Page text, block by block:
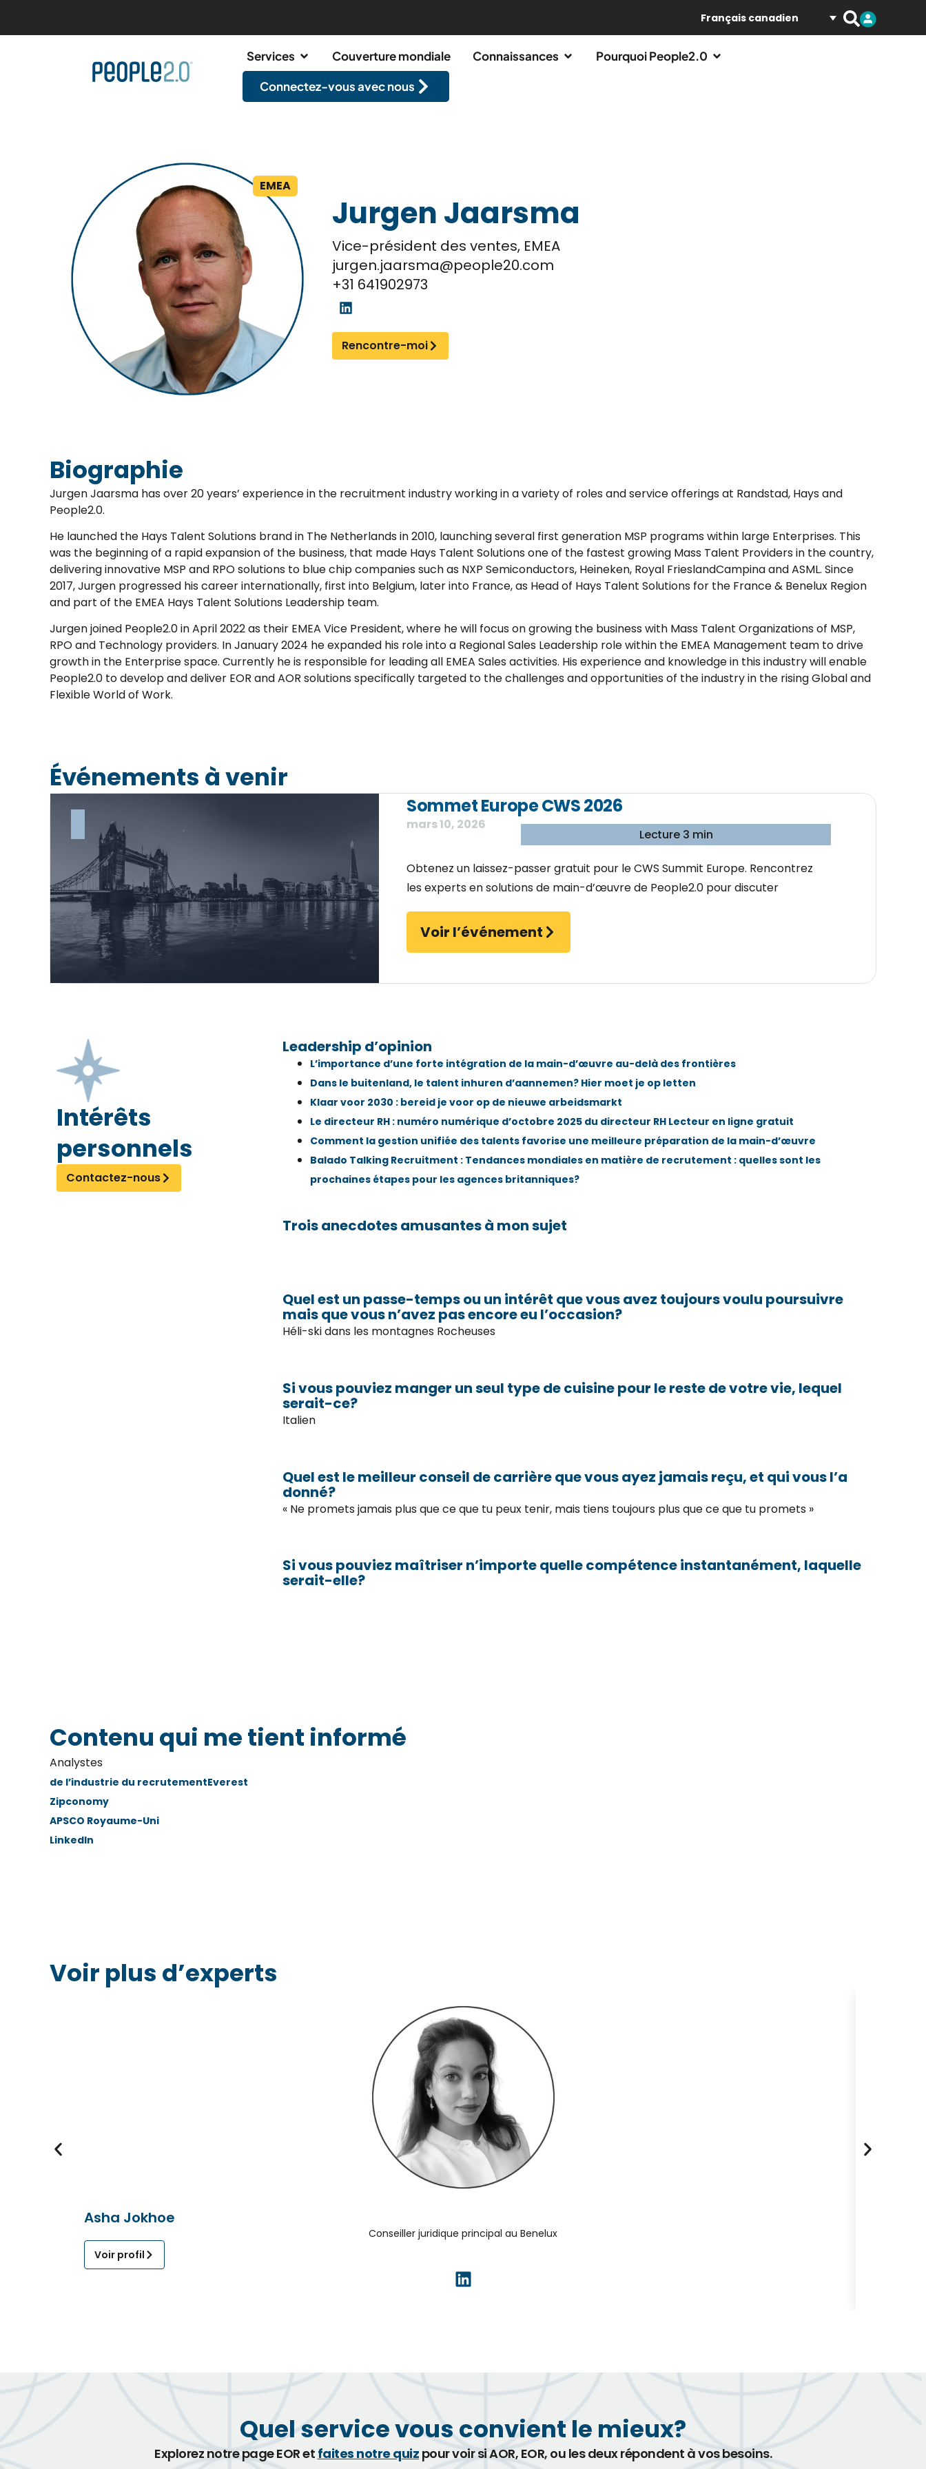
Français canadien
Services Couverture mondiale Connaissances
Pourquoi People2.0
Connectez-vous avec nous
EMEA
Jurgen Jaarsma
Vice-président des ventes, EMEA
jurgen.jaarsma@people20.com
+31 641902973
Rencontre-moi
Biographie
Jurgen Jaarsma has over 20 years’ experience in the recruitment industry working in a variety of roles and service offerings at Randstad, Hays and
People2.0.
He launched the Hays Talent Solutions brand in The Netherlands in 2010, launching several first generation MSP programs within large Enterprises. This
was the beginning of a rapid expansion of the business, that made Hays Talent Solutions one of the fastest growing Mass Talent Providers in the country,
delivering innovative MSP and RPO solutions to blue chip companies such as NXP Semiconductors, Heineken, Royal FrieslandCampina and ASML. Since
2017, Jurgen progressed his career internationally, first into Belgium, later into France, as Head of Hays Talent Solutions for the France & Benelux Region
and part of the EMEA Hays Talent Solutions Leadership team.
Jurgen joined People2.0 in April 2022 as their EMEA Vice President, where he will focus on growing the business with Mass Talent Organizations of MSP,
RPO and Technology providers. In January 2024 he expanded his role into a Regional Sales Leadership role within the EMEA Management team to drive
growth in the Enterprise space. Currently he is responsible for leading all EMEA Sales activities. His experience and knowledge in this industry will enable
People2.0 to develop and deliver EOR and AOR solutions specifically targeted to the challenges and opportunities of the industry in the rising Global and
Flexible World of Work.
Événements à venir
Sommet Europe CWS 2026
mars 10, 2026
Lecture 3 min
Obtenez un laissez-passer gratuit pour le CWS Summit Europe. Rencontrez
les experts en solutions de main-d’œuvre de People2.0 pour discuter
Voir l’événement
Intérêts
personnels
Contactez-nous
Leadership d’opinion
L’importance d’une forte intégration de la main-d’œuvre au-delà des frontières
Dans le buitenland, le talent inhuren d’aannemen? Hier moet je op letten
Klaar voor 2030 : bereid je voor op de nieuwe arbeidsmarkt
Le directeur RH : numéro numérique d’octobre 2025 du directeur RH Lecteur en ligne gratuit
Comment la gestion unifiée des talents favorise une meilleure préparation de la main-d’œuvre
Balado Talking Recruitment : Tendances mondiales en matière de recrutement : quelles sont les
prochaines étapes pour les agences britanniques?
Trois anecdotes amusantes à mon sujet
Quel est un passe-temps ou un intérêt que vous avez toujours voulu poursuivre
mais que vous n’avez pas encore eu l’occasion?
Héli-ski dans les montagnes Rocheuses
Si vous pouviez manger un seul type de cuisine pour le reste de votre vie, lequel
serait-ce?
Italien
Quel est le meilleur conseil de carrière que vous ayez jamais reçu, et qui vous l’a
donné?
« Ne promets jamais plus que ce que tu peux tenir, mais tiens toujours plus que ce que tu promets »
Si vous pouviez maîtriser n’importe quelle compétence instantanément, laquelle
serait-elle?
Contenu qui me tient informé
Analystes
de l’industrie du recrutementEverest
Zipconomy
APSCO Royaume-Uni
LinkedIn
Voir plus d’experts
Asha Jokhoe
Conseiller juridique principal au Benelux
Voir profil
Quel service vous convient le mieux?
Explorez notre page EOR et faites notre quiz pour voir si AOR, EOR, ou les deux répondent à vos besoins.